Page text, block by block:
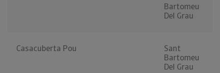
Bartomeu
Del Grau
Casacuberta Pou
Sant
Bartomeu
Del Grau